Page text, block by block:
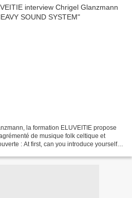
la formation ELUVEITIE propose
de musique folk celtique et
: At first, can you introduce yourself